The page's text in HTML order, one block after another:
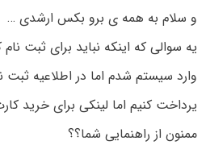
و سلام به همه ی برو بکس ارشدی …
یه سوالی که اینکه نباید برای ثبت
وارد سیستم شدم اما در اطلاعیه ثبت
یرداخت کنیم اما لینکی برای خرید
ممنون از راهنمایی شما؟؟